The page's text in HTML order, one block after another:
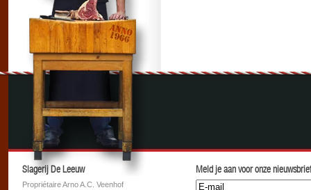
Slagerij De Leeuw
Propriétaire Arno A.C. Veenhof
Meld je aan voor onze